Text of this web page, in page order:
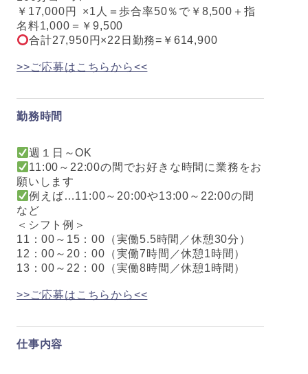
￥17,000円 ×1人＝歩合率50％で￥8,500＋指
名料1,000＝￥9,500
合計27,950円×22日勤務=￥614,900
>>ご応募はこちらから<<
勤務時間
週１日～OK
11:00～22:00の間でお好きな時間に業務をお
願いします
例えば…11:00～20:00や13:00～22:00の間
など
＜シフト例＞
11：00～15：00（実働5.5時間／休憩30分）
12：00～20：00（実働7時間／休憩1時間）
13：00～22：00（実働8時間／休憩1時間）
>>ご応募はこちらから<<
仕事内容